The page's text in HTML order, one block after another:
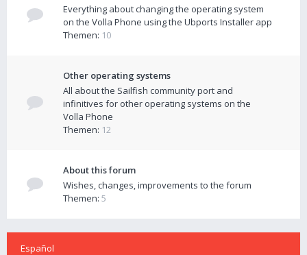
Everything about changing the operating system
on the Volla Phone using the Ubports Installer app
Themen: 10
Other operating systems
All about the Sailfish community port and
infinitives for other operating systems on the
Volla Phone
Themen: 12
About this forum
Wishes, changes, improvements to the forum
Themen: 5
Español